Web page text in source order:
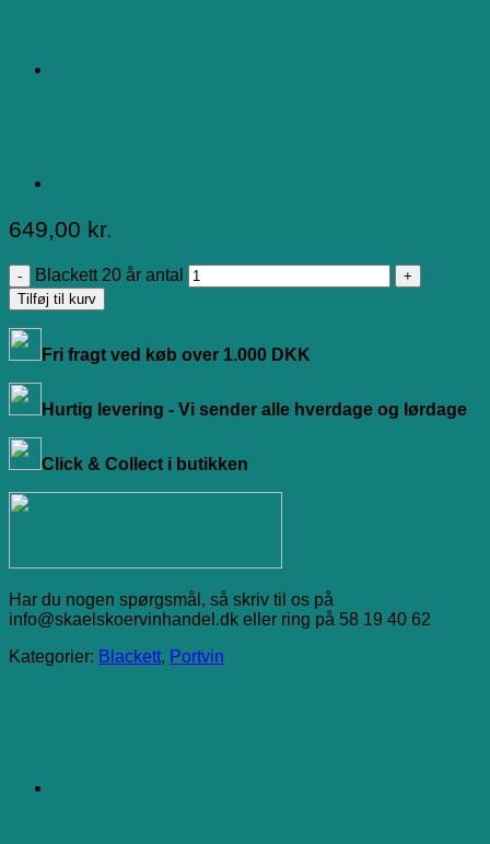
649,00 kr.
Blackett 20 år antal
Tilføj til kurv
Fri fragt ved køb over 1.000 DKK
Hurtig levering - Vi sender alle hverdage og lørdage
Click & Collect i butikken
Har du nogen spørgsmål, så skriv til os på
info@skaelskoervinhandel.dk eller ring på 58 19 40 62
Kategorier: Blackett, Portvin